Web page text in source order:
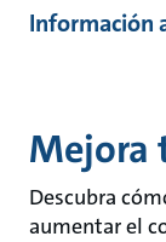
Información
Mejora
Descubra
aumentar el